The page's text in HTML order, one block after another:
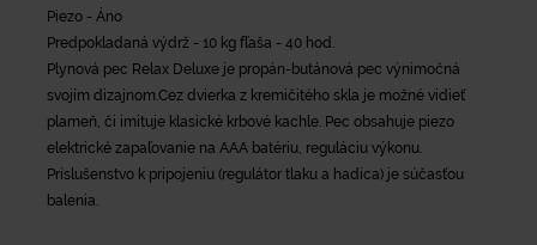
Piezo - Áno
Predpokladaná výdrž - 10 kg fľaša - 40 hod.
Plynová pec Relax Deluxe je propán-butánová pec výnimočná
svojím dizajnom.Cez dvierka z kremičitého skla je možné vidieť
plameň, či imituje klasické krbové kachle. Pec obsahuje piezo
elektrické zapaľovanie na AAA batériu, reguláciu výkonu.
Príslušenstvo k pripojeniu (regulátor tlaku a hadica) je súčasťou
balenia.